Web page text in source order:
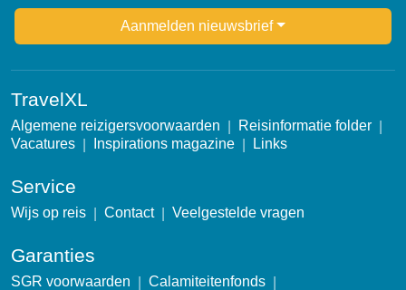
Newsletter Aanmelden nieuwsbrief
TravelXL
Algemene reizigersvoorwaarden
Reisinformatie folder
Vacatures
Inspirations magazine Links
Service
Wijs op reis Contact Veelgestelde vragen
Garanties
SGR voorwaarden
Calamiteitenfonds